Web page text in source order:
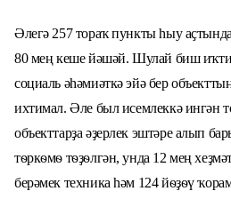
Әлегә 257тораҡ пункты һыу
80мең кеше йәшәй. Шулай биш
социаль әһәмиәткә эйә бер
ихтимал. Әле был исемлеккә ингән
объекттарҙа әҙерлек эштәре алып
тѳркѳмѳ тѳҙѳлгән, унда 12мең
берәмек техника һәм 124йѳҙѳү